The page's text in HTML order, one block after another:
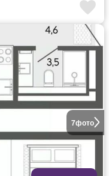
7фото